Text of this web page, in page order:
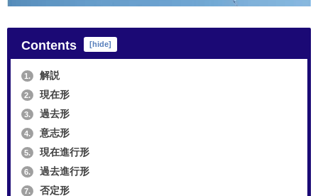
Contents [hide]
1. 解説
2. 現在形
3. 過去形
4. 意志形
5. 現在進行形
6. 過去進行形
7. 否定形